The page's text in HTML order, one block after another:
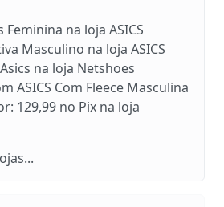
Feminina na loja ASICS
Masculino na loja ASICS
na loja Netshoes
ASICS Com Fleece Masculina
129,99 no Pix na loja